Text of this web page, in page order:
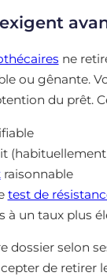
ne
ou gênante.
du prêt.
raisonnable
test de
à un taux plus
dossier selon
de retirer